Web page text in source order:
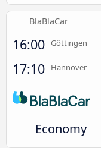
BlaBlaCar
16:00 Göttingen
17:10 Hannover
Economy